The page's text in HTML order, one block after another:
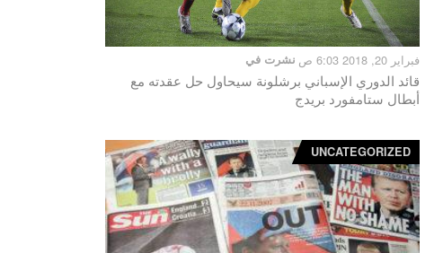
نشرت في فبراير 20, 2018 6:03 ص
قائد الدوري الإسباني برشلونة سيحاول حل عقدته مع
أبطال ستامفورد بريدج
UNCATEGORIZED